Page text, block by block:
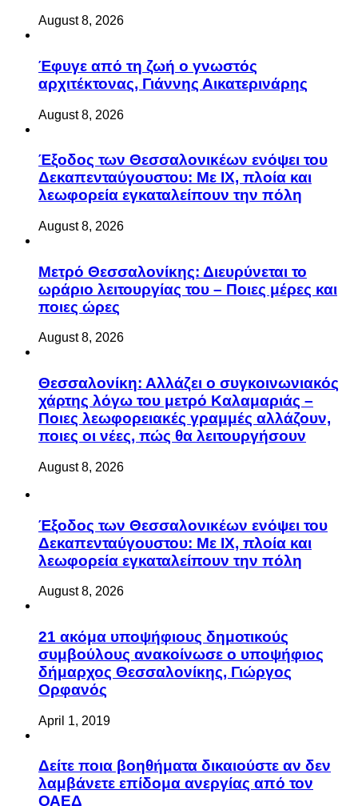
August 8, 2026
Έφυγε από τη ζωή ο γνωστός
αρχιτέκτονας, Γιάννης Αικατερινάρης
August 8, 2026
Έξοδος των Θεσσαλονικέων ενόψει του
Δεκαπενταύγουστου: Με ΙΧ, πλοία και
λεωφορεία εγκαταλείπουν την πόλη
August 8, 2026
Μετρό Θεσσαλονίκης: Διευρύνεται το
ωράριο λειτουργίας του – Ποιες μέρες και
ποιες ώρες
August 8, 2026
Θεσσαλονίκη: Αλλάζει ο συγκοινωνιακός
χάρτης λόγω του μετρό Καλαμαριάς –
Ποιες λεωφορειακές γραμμές αλλάζουν,
ποιες οι νέες, πώς θα λειτουργήσουν
August 8, 2026
Έξοδος των Θεσσαλονικέων ενόψει του
Δεκαπενταύγουστου: Με ΙΧ, πλοία και
λεωφορεία εγκαταλείπουν την πόλη
August 8, 2026
21 ακόμα υποψήφιους δημοτικούς
συμβούλους ανακοίνωσε ο υποψήφιος
δήμαρχος Θεσσαλονίκης, Γιώργος
Ορφανός
April 1, 2019
Δείτε ποια βοηθήματα δικαιούστε αν δεν
λαμβάνετε επίδομα ανεργίας από τον
ΟΑΕΔ